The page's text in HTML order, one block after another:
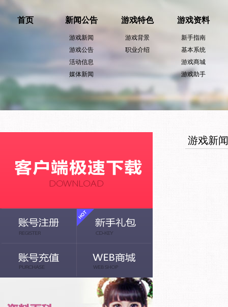
首页 新闻公告
游戏新闻
游戏公告
活动信息
媒体新闻
游戏特色
游戏背景
职业介绍
游戏资料
新手指南
基本系统
游戏商城
游戏助手
游戏新闻